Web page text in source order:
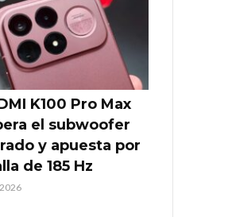
K100 Pro Max
el subwoofer
y apuesta por
de 185 Hz